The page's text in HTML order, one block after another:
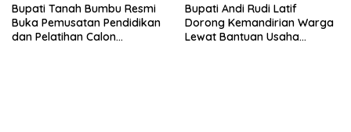
Bupati Tanah Bumbu Resmi
Buka Pemusatan Pendidikan
dan Pelatihan Calon
Bupati Andi Rudi Latif
Dorong Kemandirian Warga
Lewat Bantuan Usaha